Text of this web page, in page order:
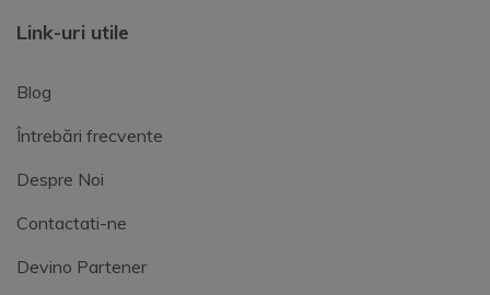
Link-uri utile
Blog
Întrebări frecvente
Despre Noi
Contactati-ne
Devino Partener